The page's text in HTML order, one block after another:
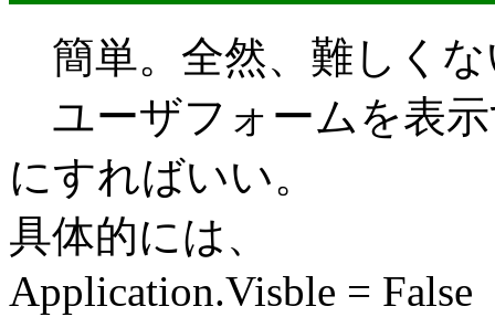
簡単。全然、難しくな
ユーザフォームを表
にすればいい。
具体的には、
Application.Visble = False